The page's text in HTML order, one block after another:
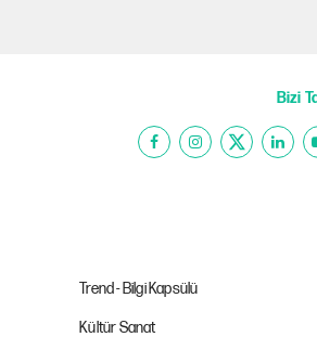
YENİ Parti’nin çerçeve yasa kararı
Bizi
Trend - Bilgi Kapsülü
Kültür Sanat